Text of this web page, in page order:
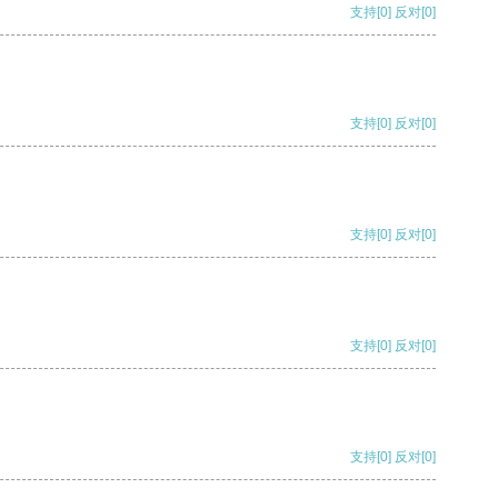
支持[0] 反对[0]
支持[0] 反对[0]
支持[0] 反对[0]
支持[0] 反对[0]
支持[0] 反对[0]